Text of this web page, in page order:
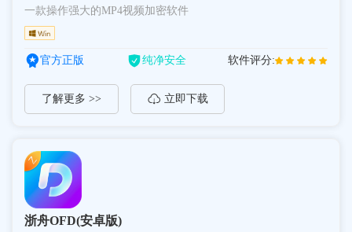
一款操作强大的MP4视频加密软件
官方正版 纯净安全 软件评分:
了解更多 >> 立即下载
浙舟OFD(安卓版)